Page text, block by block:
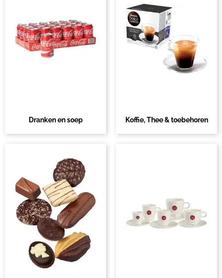
Dranken en soep Koffie, Thee & toebehoren